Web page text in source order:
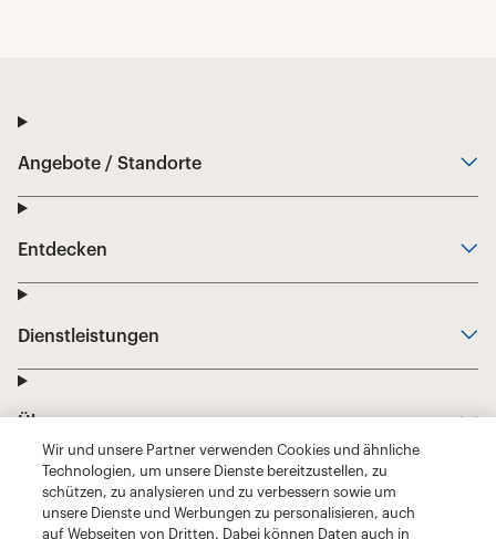
Wir und unsere Partner verwenden Cookies und ähnliche
Technologien, um unsere Dienste bereitzustellen, zu
schützen, zu analysieren und zu verbessern sowie um
unsere Dienste und Werbungen zu personalisieren, auch
auf Webseiten von Dritten. Dabei können Daten auch in